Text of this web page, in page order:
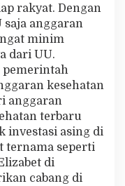
rakyat. Dengan
saja anggaran
minim
dari UU.
pemerintah
kesehatan
anggaran
terbaru
investasi asing di
ternama seperti
di
cabang di